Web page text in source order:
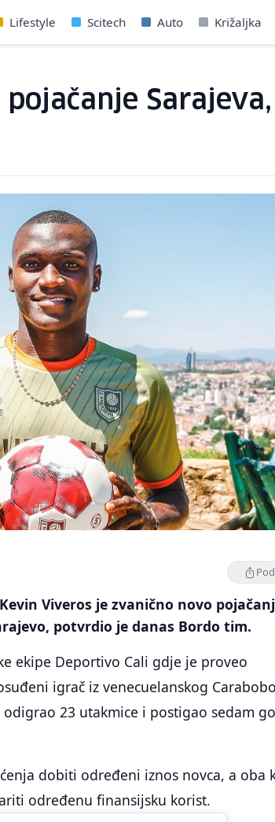
Lifestyle Scitech Auto Križaljka
Viveros je zvanično novo
potvrdio je danas Bordo tim.
ekipe Deportivo Cali gdje je proveo
igrač iz venecuelanskog
23 utakmice i postigao sedam
dobiti određeni iznos novca, a oba
određenu finansijsku korist.